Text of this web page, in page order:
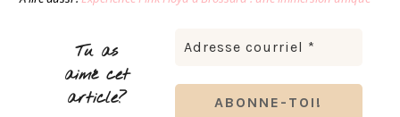
Tu as
aimé cet
article?